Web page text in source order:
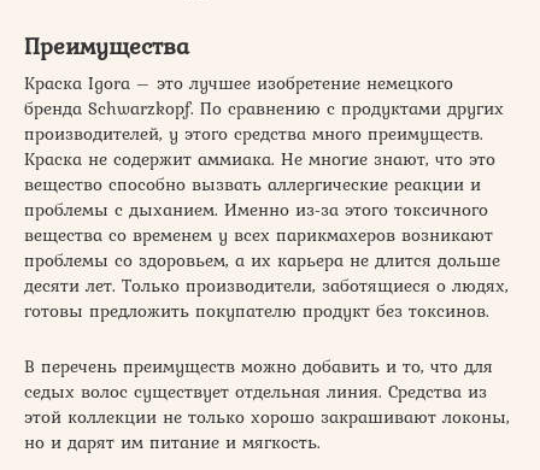
Преимущества
Краска Igora – это лучшее изобретение немецкого
бренда Schwarzkopf. По сравнению с продуктами других
производителей, у этого средства много преимуществ.
Краска не содержит аммиака. Не многие знают, что это
вещество способно вызвать аллергические реакции и
проблемы с дыханием. Именно из-за этого токсичного
вещества со временем у всех парикмахеров возникают
проблемы со здоровьем, а их карьера не длится дольше
десяти лет. Только производители, заботящиеся о людях,
готовы предложить покупателю продукт без токсинов.
В перечень преимуществ можно добавить и то, что для
седых волос существует отдельная линия. Средства из
этой коллекции не только хорошо закрашивают локоны,
но и дарят им питание и мягкость.